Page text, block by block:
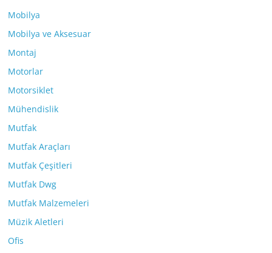
Mobilya
Mobilya ve Aksesuar
Montaj
Motorlar
Motorsiklet
Mühendislik
Mutfak
Mutfak Araçları
Mutfak Çeşitleri
Mutfak Dwg
Mutfak Malzemeleri
Müzik Aletleri
Ofis